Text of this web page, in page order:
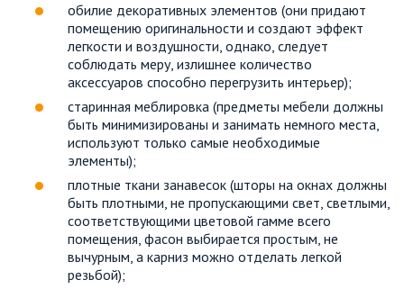
обилие декоративных элементов (они придают
помещению оригинальности и создают эффект
легкости и воздушности, однако, следует
соблюдать меру, излишнее количество
аксессуаров способно перегрузить интерьер);
старинная меблировка (предметы мебели должны
быть минимизированы и занимать немного места,
используют только самые необходимые
элементы);
плотные ткани занавесок (шторы на окнах должны
быть плотными, не пропускающими свет, светлыми,
соответствующими цветовой гамме всего
помещения, фасон выбирается простым, не
вычурным, а карниз можно отделать легкой
резьбой);